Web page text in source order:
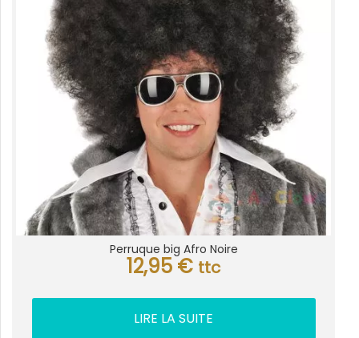
Perruque big Afro Noire
12,95 € ttc
LIRE LA SUITE